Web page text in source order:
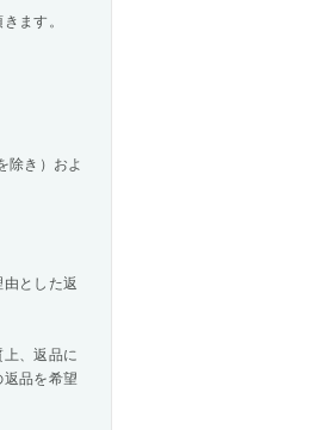
ます。
除き）およ
とした返
、返品に
品を希望